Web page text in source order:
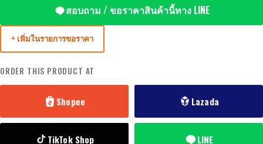
สอบถาม / ขอราคาสินค้านี้ทาง LINE
+ เพิ่มในรายการขอราคา
ORDER THIS PRODUCT AT
Shopee Lazada
TikTok Shop LINE